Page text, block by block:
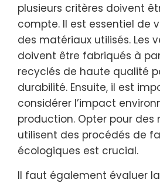
plusieurs critères doivent
compte. Il est essentiel de
des matériaux utilisés. Les
doivent être fabriqués à
recyclés de haute qualité
durabilité. Ensuite, il est
considérer l’impact
production. Opter pour des
utilisent des procédés de
écologiques est crucial.
Il faut également évaluer